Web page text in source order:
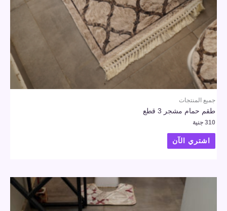
جميع المنتجات
طقم حمام مشجر 3 قطع
310 جنية
اشتري الآن